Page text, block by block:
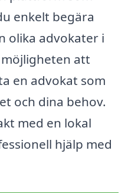
enkelt begära
olika advokater i
att
en advokat som
och dina behov.
med en lokal
hjälp med